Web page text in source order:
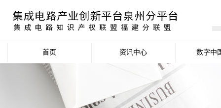
首页 资讯中心
政策信息
数字中